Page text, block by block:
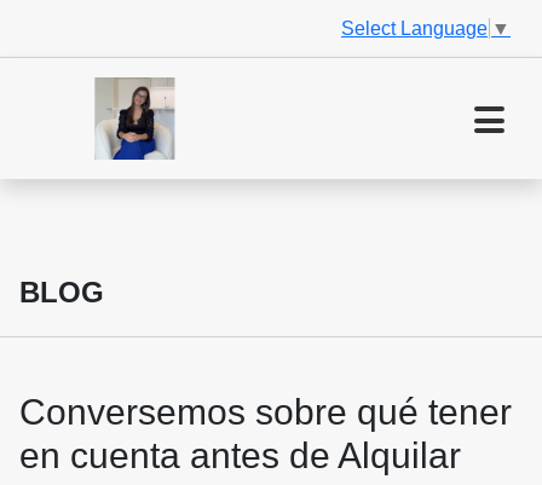
Select Language ▼
BLOG
Conversemos sobre qué tener
en cuenta antes de Alquilar